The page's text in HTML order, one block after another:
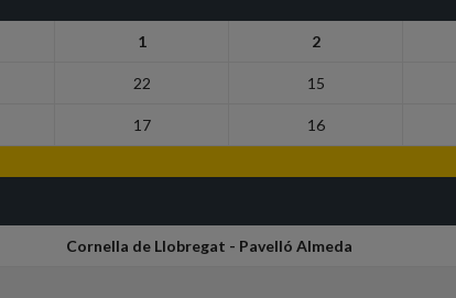
1 2
22 15
17 16
Cornella de Llobregat - Pavelló Almeda